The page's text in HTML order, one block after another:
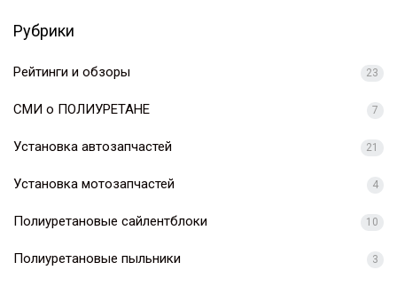
Рубрики
Рейтинги и обзоры 23
СМИ о ПОЛИУРЕТАНЕ 7
Установка автозапчастей 21
Установка мотозапчастей 4
Полиуретановые сайлентблоки 10
Полиуретановые пыльники 3